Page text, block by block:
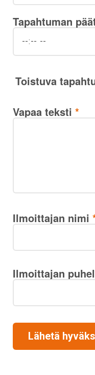
Tapahtuman
Toistuva
Vapaa teksti *
Ilmoittajan nimi
Ilmoittajan
Lähetä